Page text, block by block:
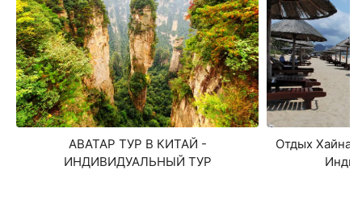
АВАТАР ТУР В КИТАЙ -
ИНДИВИДУАЛЬНЫЙ ТУР
Отдых